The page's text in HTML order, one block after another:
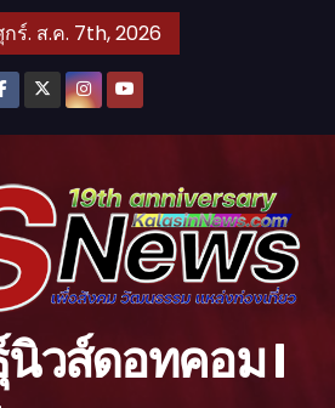
ร์. ส.ค. 7th, 2026
วส์ดอทคอม l